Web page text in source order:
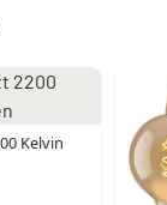
Kelvin